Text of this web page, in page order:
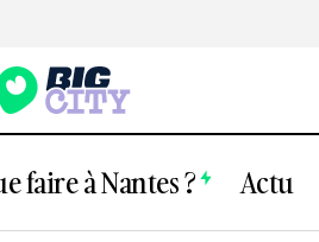
faire à Nantes ? Actu